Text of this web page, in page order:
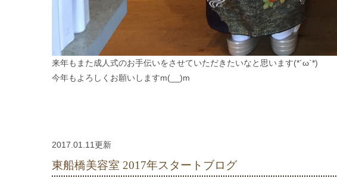
来年もまた成人式のお手伝いをさせていただきたいなと思います(*´ω`*)
今年もよろしくお願いしますm(__)m
2017.01.11更新
東船橋美容室 2017年スタートブログ